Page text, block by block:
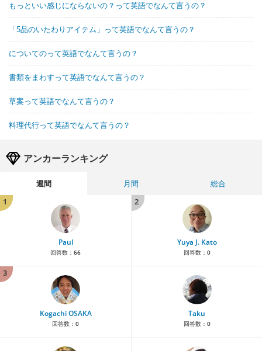
もっといい感じにならないの？って英語でなんて言うの？
「5品のいたわりアイテム」って英語でなんて言うの？
についてのって英語でなんて言うの？
書類をまわすって英語でなんて言うの？
草案って英語でなんて言うの？
料理代行って英語でなんて言うの？
アンカーランキング
週間 月間
総合
1
Paul
回答数： 66
2
Yuya J. Kato
回答数： 0
3
Kogachi OSAKA
回答数： 0
Taku
回答数： 0